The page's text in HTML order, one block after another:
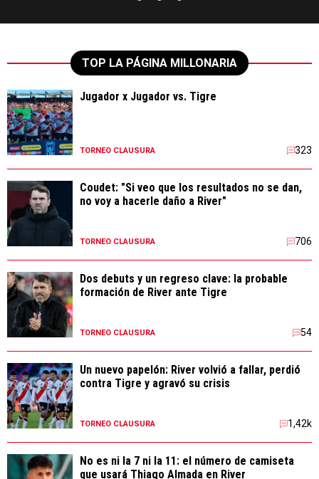
TOP LA PÁGINA MILLONARIA
Jugador x Jugador vs. Tigre
TORNEO CLAUSURA 323
Coudet: "Si veo que los resultados no se dan,
no voy a hacerle daño a River"
TORNEO CLAUSURA 706
Dos debuts y un regreso clave: la probable
formación de River ante Tigre
TORNEO CLAUSURA 54
Un nuevo papelón: River volvió a fallar, perdió
contra Tigre y agravó su crisis
TORNEO CLAUSURA 1,42k
No es ni la 7 ni la 11: el número de camiseta
que usará Thiago Almada en River